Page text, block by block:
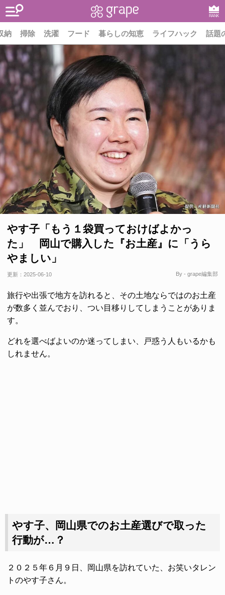
RANK
納 掃除 洗濯 フード 暮らしの知恵 ライフハック 話題
やす子「もう１袋買っておけばよかっ
た」 岡山で購入した『お土産』に「うら
やましい」
更新： 2025-06-10 By - grape編集部
旅行や出張で地方を訪れると、その土地ならではのお土産
が数多く並んでおり、つい目移りしてしまうことがありま
す。
どれを選べばよいのか迷ってしまい、戸惑う人もいるかも
しれません。
やす子、岡山県でのお土産選びで取った
行動が…？
２０２５年６月９日、岡山県を訪れていた、お笑いタレン
トのやす子さん。